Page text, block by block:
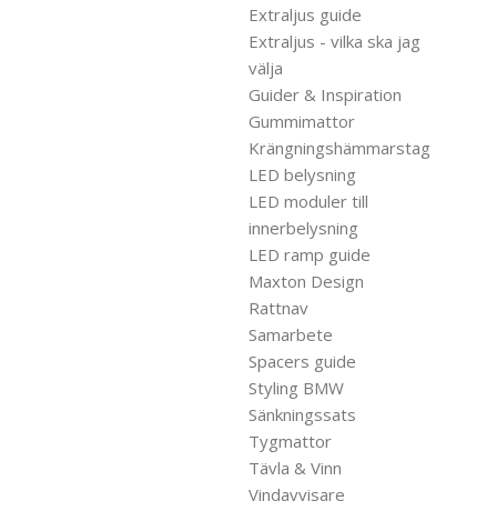
Extraljus guide
Extraljus - vilka ska jag
välja
Guider & Inspiration
Gummimattor
Krängningshämmarstag
LED belysning
LED moduler till
innerbelysning
LED ramp guide
Maxton Design
Rattnav
Samarbete
Spacers guide
Styling BMW
Sänkningssats
Tygmattor
Tävla & Vinn
Vindavvisare